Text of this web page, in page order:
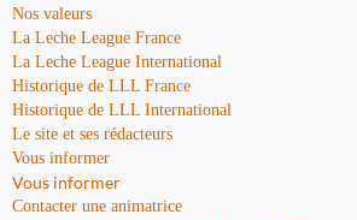
Nos valeurs
La Leche League France
La Leche League International
Historique de LLL France
Historique de LLL International
Le site et ses rédacteurs
Vous informer
Vous informer
Contacter une animatrice